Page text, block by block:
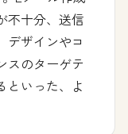
不十分、送信
デザインやコ
スのターゲテ
といった、よ